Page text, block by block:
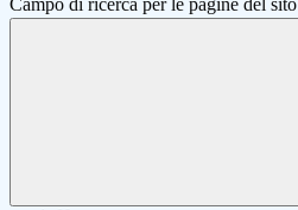
Campo di ricerca per le pagine del sito